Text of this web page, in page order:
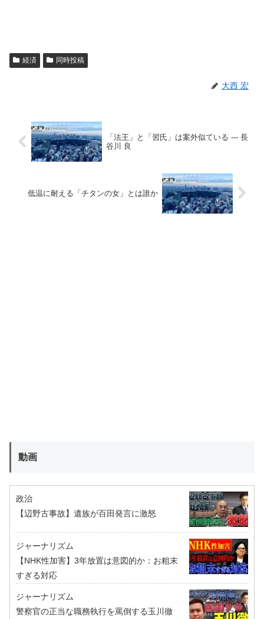
経済 同時投稿
大西 宏
「法王」と「習氏」は案外似ている --- 長
谷川 良
低温に耐える「チタンの女」とは誰か
動画
政治
【辺野古事故】遺族が百田発言に激怒
ジャーナリズム
【NHK性加害】3年放置は意図的か：お粗末
すぎる対応
ジャーナリズム
警察官の正当な職務執行を罵倒する玉川徹